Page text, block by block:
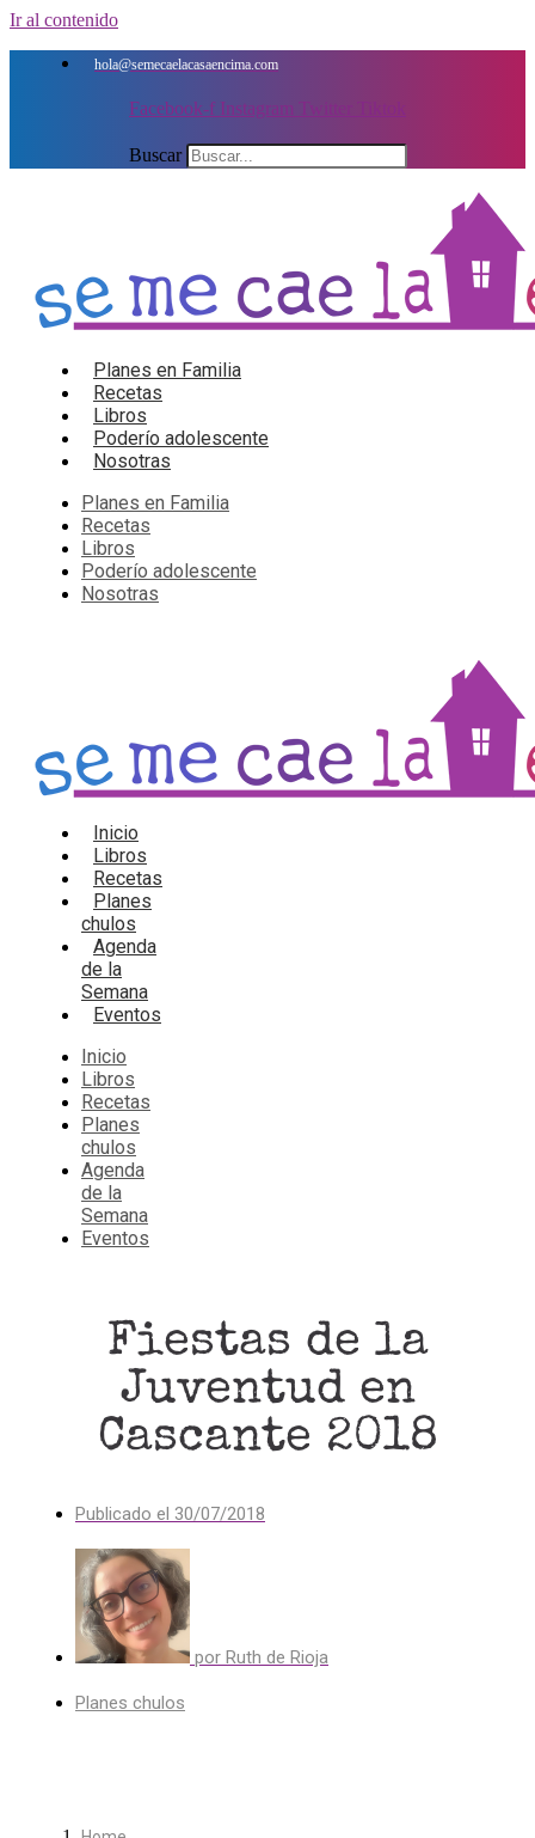
Ir al contenido
hola@semecaelacasaencima.com
Facebook-f Instagram Twitter
Buscar
Planes en Familia
Recetas
Libros
Poderío adolescente
Nosotras
Planes en Familia
Recetas
Libros
Poderío adolescente
Nosotras
Inicio
Libros
Recetas
Planes
chulos
Agenda
de la
Semana
Eventos
Inicio
Libros
Recetas
Planes
chulos
Agenda
de la
Semana
Eventos
Fiestas de la
Juventud en
Cascante 2018
Publicado el 30/07/2018
por Ruth de Rioja
Planes chulos